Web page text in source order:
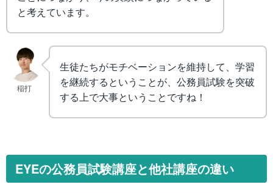
と考えています。
稲打
生徒たちがモチベーションを維持して、学習
を継続するということが、公務員試験を突破
する上で大事ということですね！
EYEの公務員試験講座と他社講座の違い